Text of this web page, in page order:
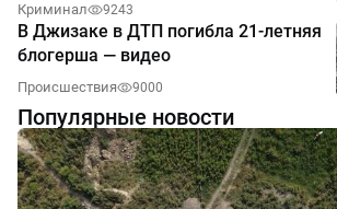
Криминал 9243
В Джизаке в ДТП погибла 21-летняя
блогерша — видео
Происшествия 9000
Популярные новости